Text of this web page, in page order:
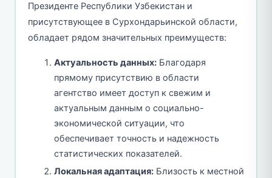
Президенте Республики Узбекистан и
присутствующее в Сурхондарьинской области,
обладает рядом значительных преимуществ:
Актуальность данных: Благодаря
прямому присутствию в области
агентство имеет доступ к свежим и
актуальным данным о социально-
экономической ситуации, что
обеспечивает точность и надежность
статистических показателей.
Локальная адаптация: Близость к местной